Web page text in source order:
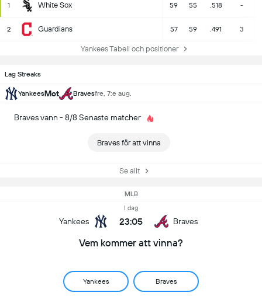
1 White Sox 59 55 .518 -
2 Guardians 57 59 .491 3
Yankees Tabell och positioner
Lag Streaks
YankeesMot Bravesfre, 7:e aug.
Braves vann - 8/8 Senaste matcher
Braves för att vinna
Se allt
MLB
Yankees
I dag
23:05 Braves
Vem kommer att vinna?
Yankees Braves